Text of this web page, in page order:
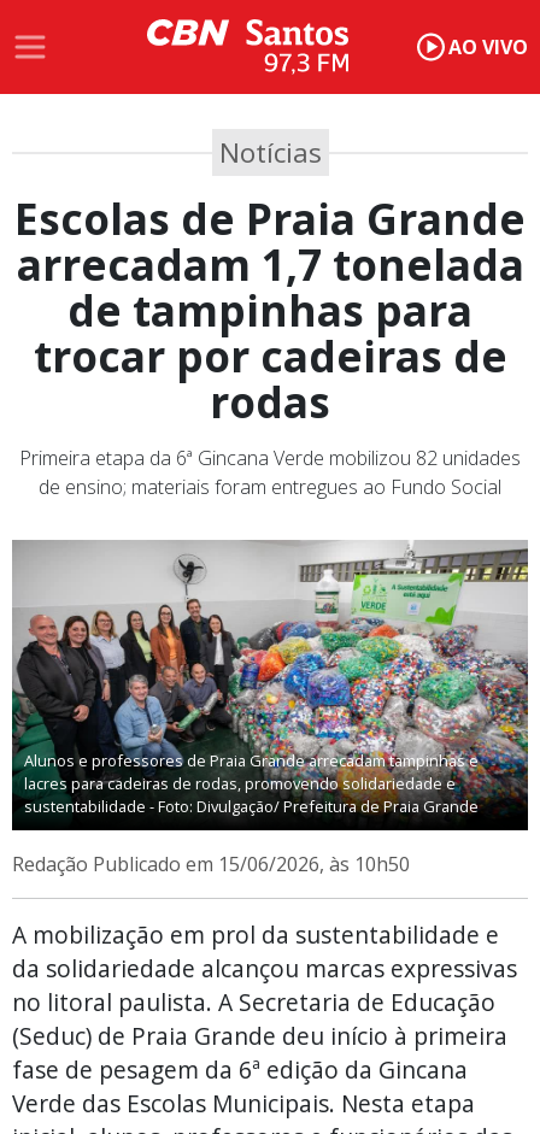
AO VIVO
Notícias
Escolas de Praia Grande
arrecadam 1,7 tonelada
de tampinhas para
trocar por cadeiras de
rodas
Primeira etapa da 6ª Gincana Verde mobilizou 82 unidades
de ensino; materiais foram entregues ao Fundo Social
Alunos e professores de Praia Grande arrecadam tampinhas e
lacres para cadeiras de rodas, promovendo solidariedade e
sustentabilidade - Foto: Divulgação/ Prefeitura de Praia Grande
Redação Publicado em 15/06/2026, às 10h50
A mobilização em prol da sustentabilidade e
da solidariedade alcançou marcas expressivas
no litoral paulista. A Secretaria de Educação
(Seduc) de Praia Grande deu início à primeira
fase de pesagem da 6ª edição da Gincana
Verde das Escolas Municipais. Nesta etapa